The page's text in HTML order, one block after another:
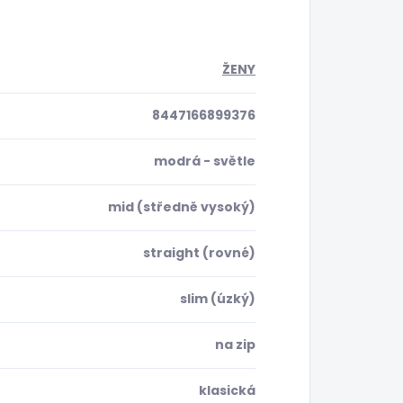
ŽENY
8447166899376
modrá - světle
mid (středně vysoký)
straight (rovné)
slim (úzký)
na zip
klasická